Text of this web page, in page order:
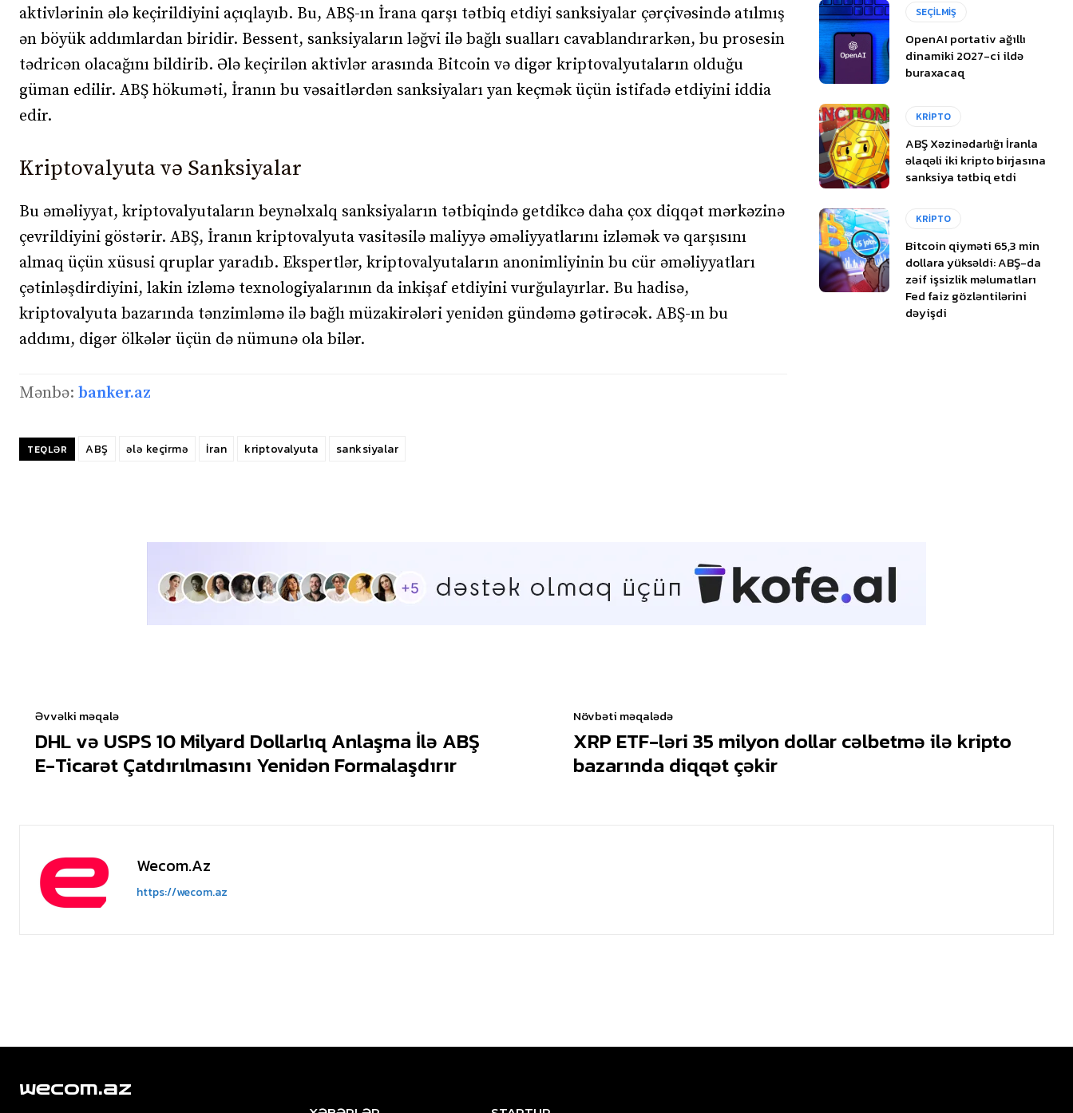
aktivlərinin ələ keçirildiyini açıqlayıb. Bu, ABŞ-ın İrana qarşı tətbiq etdiyi sanksiyalar çərçivəsində atılmış
ən böyük addımlardan biridir. Bessent, sanksiyaların ləğvi ilə bağlı sualları cavablandırarkən, bu prosesin
tədricən olacağını bildirib. Ələ keçirilən aktivlər arasında Bitcoin və digər kriptovalyutaların olduğu
güman edilir. ABŞ hökuməti, İranın bu vəsaitlərdən sanksiyaları yan keçmək üçün istifadə etdiyini iddia
edir.
Kriptovalyuta və Sanksiyalar
Bu əməliyyat, kriptovalyutaların beynəlxalq sanksiyaların tətbiqində getdikcə daha çox diqqət mərkəzinə
çevrildiyini göstərir. ABŞ, İranın kriptovalyuta vasitəsilə maliyyə əməliyyatlarını izləmək və qarşısını
almaq üçün xüsusi qruplar yaradıb. Ekspertlər, kriptovalyutaların anonimliyinin bu cür əməliyyatları
çətinləşdirdiyini, lakin izləmə texnologiyalarının da inkişaf etdiyini vurğulayırlar. Bu hadisə,
kriptovalyuta bazarında tənzimləmə ilə bağlı müzakirələri yenidən gündəmə gətirəcək. ABŞ-ın bu
addımı, digər ölkələr üçün də nümunə ola bilər.
Mənbə: banker.az
TEQLƏR ABŞ ələ keçirmə İran kriptovalyuta sanksiyalar
SEÇİLMİŞ
OpenAI portativ ağıllı
dinamiki 2027-ci ildə
buraxacaq
KRİPTO
ABŞ Xəzinədarlığı İranla
əlaqəli iki kripto birjasına
sanksiya tətbiq etdi
KRİPTO
Bitcoin qiyməti 65,3 min
dollara yüksəldi: ABŞ-da
zəif işsizlik məlumatları
Fed faiz gözləntilərini
dəyişdi
Əvvəlki məqalə
DHL və USPS 10 Milyard Dollarlıq Anlaşma İlə ABŞ
E-Ticarət Çatdırılmasını Yenidən Formalaşdırır
Növbəti məqalədə
XRP ETF-ləri 35 milyon dollar cəlbetmə ilə kripto
bazarında diqqət çəkir
Wecom.az
https://wecom.az
wecom.az